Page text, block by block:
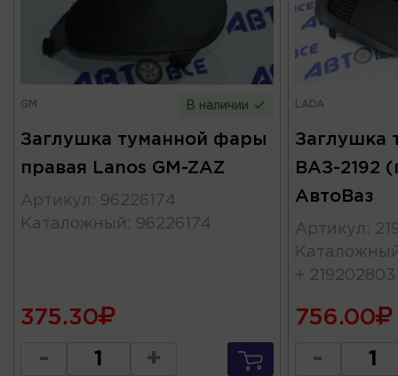
GM В наличии
Заглушка туманной фары
правая Lanos GM-ZAZ
Артикул : 96226174
Каталожный : 96226174
375.30
- +
LADA
Заглушка
ВАЗ-2192
АвтоВаз
Артикул :
+
756.00
-